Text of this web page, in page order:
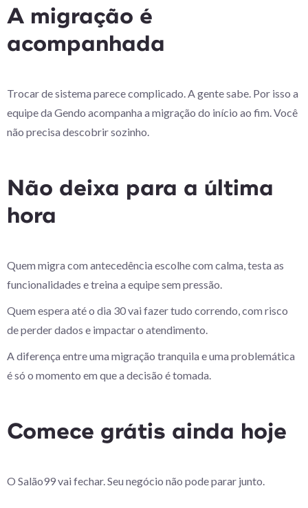
A migração é
acompanhada
Trocar de sistema parece complicado. A gente sabe. Por isso a
equipe da Gendo acompanha a migração do início ao fim. Você
não precisa descobrir sozinho.
Não deixa para a última
hora
Quem migra com antecedência escolhe com calma, testa as
funcionalidades e treina a equipe sem pressão.
Quem espera até o dia 30 vai fazer tudo correndo, com risco
de perder dados e impactar o atendimento.
A diferença entre uma migração tranquila e uma problemática
é só o momento em que a decisão é tomada.
Comece grátis ainda hoje
O Salão99 vai fechar. Seu negócio não pode parar junto.